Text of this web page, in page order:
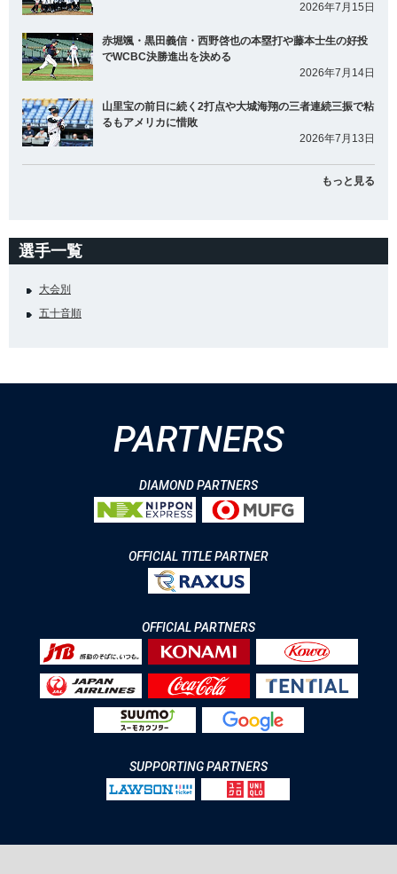
2026年7月15日
赤堀颯・黒田義信・西野啓也の本塁打や藤本士生の好投
でWCBC決勝進出を決める
2026年7月14日
山里宝の前日に続く2打点や大城海翔の三者連続三振で粘
るもアメリカに惜敗
2026年7月13日
もっと見る
選手一覧
大会別
五十音順
PARTNERS
DIAMOND PARTNERS
OFFICIAL TITLE PARTNER
OFFICIAL PARTNERS
SUPPORTING PARTNERS